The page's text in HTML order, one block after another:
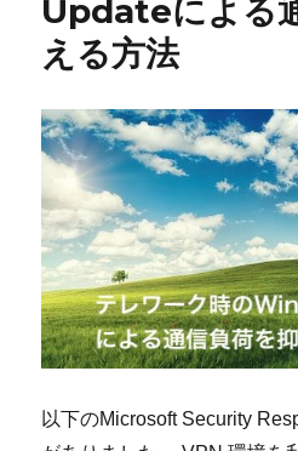
Updateによる
える方法
以下のMicrosoft Security